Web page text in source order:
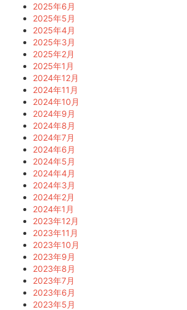
2025年6月
2025年5月
2025年4月
2025年3月
2025年2月
2025年1月
2024年12月
2024年11月
2024年10月
2024年9月
2024年8月
2024年7月
2024年6月
2024年5月
2024年4月
2024年3月
2024年2月
2024年1月
2023年12月
2023年11月
2023年10月
2023年9月
2023年8月
2023年7月
2023年6月
2023年5月